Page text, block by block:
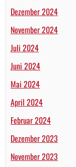
Dezember 2024
November 2024
Juli 2024
Juni 2024
Mai 2024
April 2024
Februar 2024
Dezember 2023
November 2023